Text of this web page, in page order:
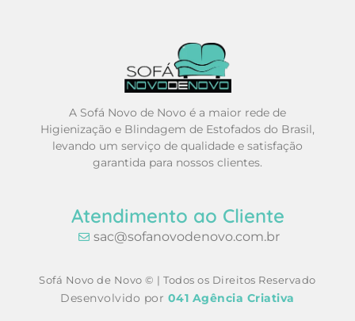
A Sofá Novo de Novo é a maior rede de
Higienização e Blindagem de Estofados do Brasil,
levando um serviço de qualidade e satisfação
garantida para nossos clientes.
Atendimento ao Cliente
sac@sofanovodenovo.com.br
Sofá Novo de Novo © | Todos os Direitos Reservado
Desenvolvido por 041 Agência Criativa